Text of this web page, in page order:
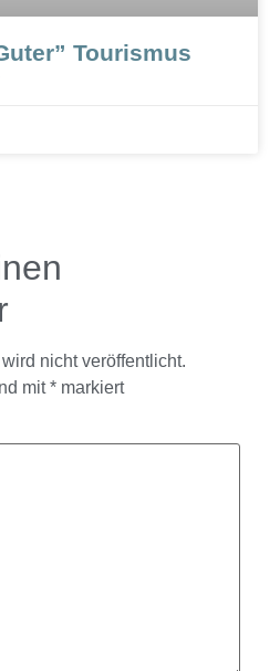
Tourismus
nicht veröffentlicht.
mit* markiert